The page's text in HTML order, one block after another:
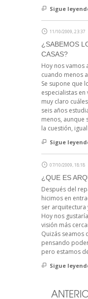
Sigue
11/10/2009, 23:37
¿SABEMOS
CASAS?
Hoy nos vamos
cuando menos
Se supone que
especialistas en
muy claro
seis años
menos, aunque
la cuestión,
Sigue
07/10/2009, 18:18
¿QUE ES
Después del
hicimos en
ser arquitectura
Hoy nos
visión más
Quizás seamos
pensando
pero estamos
Sigue